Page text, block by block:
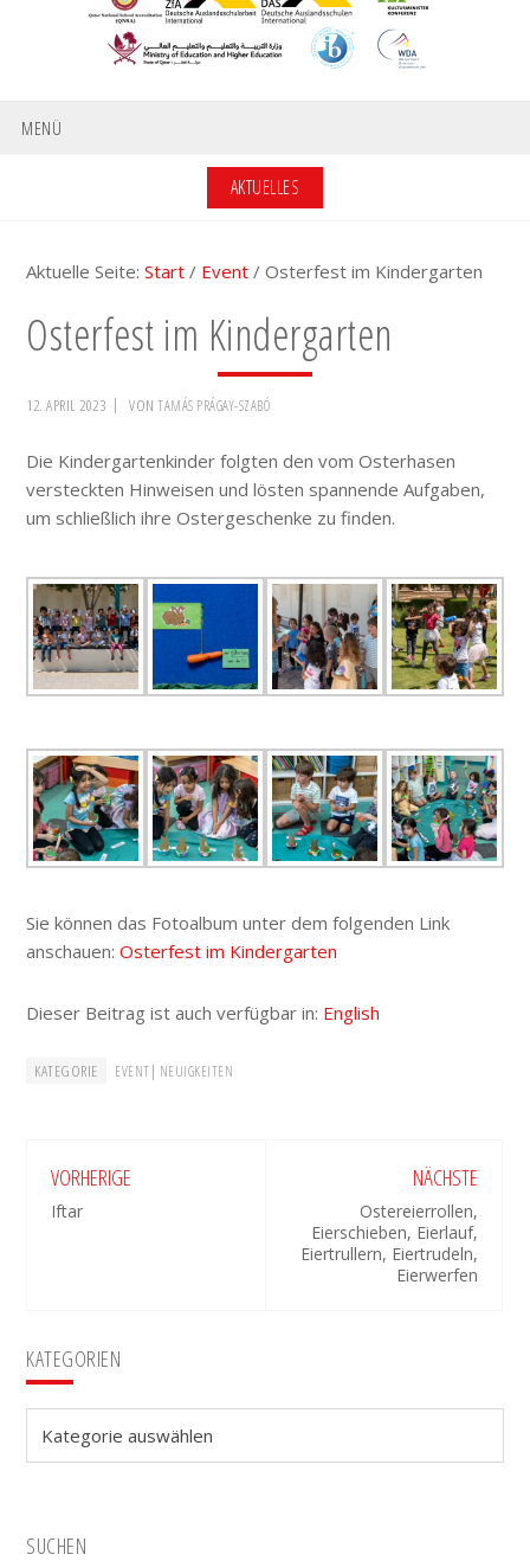
MENÜ
AKTUELLES
Aktuelle Seite:Start / Event / Osterfest im Kindergarten
Osterfest im Kindergarten
12. APRIL 2023 VONTAMÁS PRÁGAY-SZABÓ
Die Kindergartenkinder folgten den vom Osterhasen
versteckten Hinweisen und lösten spannende Aufgaben,
um schließlich ihre Ostergeschenke zu finden.
Sie können das Fotoalbum unter dem folgenden Link
anschauen:Osterfest im Kindergarten
Dieser Beitrag ist auch verfügbar in: English
KATEGORIE EVENT| NEUIGKEITEN
VORHERIGE
Iftar
NÄCHSTE
Ostereierrollen,
Eierschieben, Eierlauf,
Eiertrullern, Eiertrudeln,
Eierwerfen
Seitenspalte
KATEGORIEN
SUCHEN